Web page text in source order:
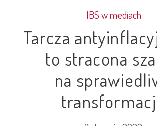
IBS w mediach
Tarcza
to stracona
na